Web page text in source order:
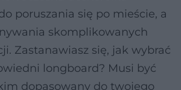
poruszania się po mieście, a
skomplikowanych
Zastanawiasz się, jak wybrać
longboard? Musi być
dopasowany do twojego